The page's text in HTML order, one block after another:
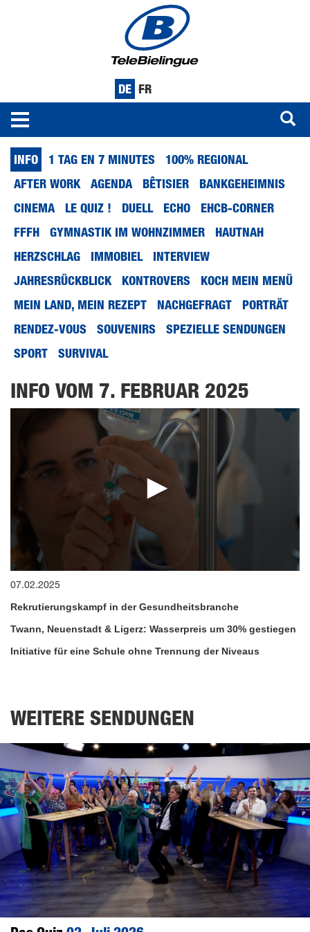
Direkt
Inhalt
DE FR
INFO 1 TAG EN 7 MINUTES
100% REGIONAL
AFTER WORK
AGENDA BÊTISIER
BANKGEHEIMNIS
CINEMA
LE QUIZ ! DUELL ECHO
EHCB-CORNER
FFFH
GYMNASTIK IM WOHNZIMMER
HAUTNAH
HERZSCHLAG
IMMOBIEL
INTERVIEW
JAHRESRÜCKBLICK
KONTROVERS
KOCH MEIN MENÜ
MEIN LAND, MEIN REZEPT
NACHGEFRAGT
PORTRÄT
RENDEZ-VOUS
SOUVENIRS
SPEZIELLE SENDUNGEN
SPORT
SURVIVAL
INFO VOM 7. FEBRUAR 2025
seconds
15
54
07.02.2025
Rekrutierungskampf in der Gesundheitsbranche
Twann, Neuenstadt & Ligerz: Wasserpreis um 30% gestiegen
Initiative für eine Schule ohne Trennung der Niveaus
WEITERE SENDUNGEN